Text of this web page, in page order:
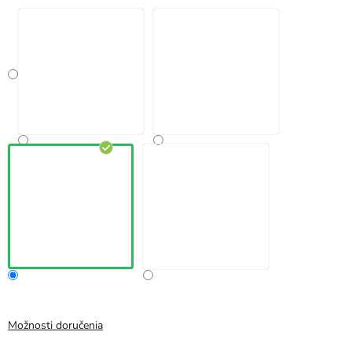
Možnosti doručenia